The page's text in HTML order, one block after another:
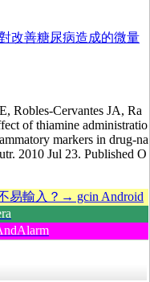
改善糖尿病造成的微量
Robles-Cervantes JA, Ra
of thiamine administratio
markers in drug-na
2010 Jul 23. Published O
易輸入？→ gcin Android